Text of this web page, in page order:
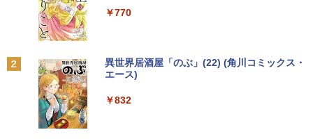
クーポン★／【楽天週間1位】中古 ノー
トパソコン/中古ノートpc/第8世代 office
付き/SSD 512GB メモリ16GB/Core i5
まかせ パソコン/WIFI/激安パソコン/15.6
「3500U/4300Uより速い」 NiPoGi ミニ
B+256GB 4TB拡張可 mini pc Windows
ター 14インチ フルHD IPSパネル 非光沢
タッチ式/非タッチ式選択可能 Type-C対
応 HDMI VESA対応 モニター 持ち運び
ワーク ミニPC対応 EVICIV
￥20,328
Anker Soundcore P31i ブラック
￥250
BRUCE WAYNE feat. Flo Milli, ATL Jacob
[Explicit]
￥250
￥1,112
by Amazon 天然水 ラベルレス 500ml ×24本
富士山の天然水 バナジウム含有 水 ミネラル
ットル (Smart Basic)
￥770
異世界居酒屋「のぶ」(22) (角川コミックス・
エース)
￥832